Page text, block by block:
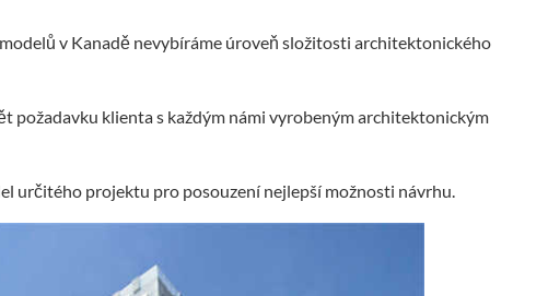
v Kanadě nevybíráme úroveň složitosti architektonického
požadavku klienta s každým námi vyrobeným architektonickým
určitého projektu pro posouzení nejlepší možnosti návrhu.